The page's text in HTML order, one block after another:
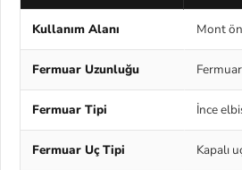
Kullanım Alanı Mont
Fermuar Uzunluğu
Fermuar Tipi İnce
Fermuar Uç Tipi Kapalı